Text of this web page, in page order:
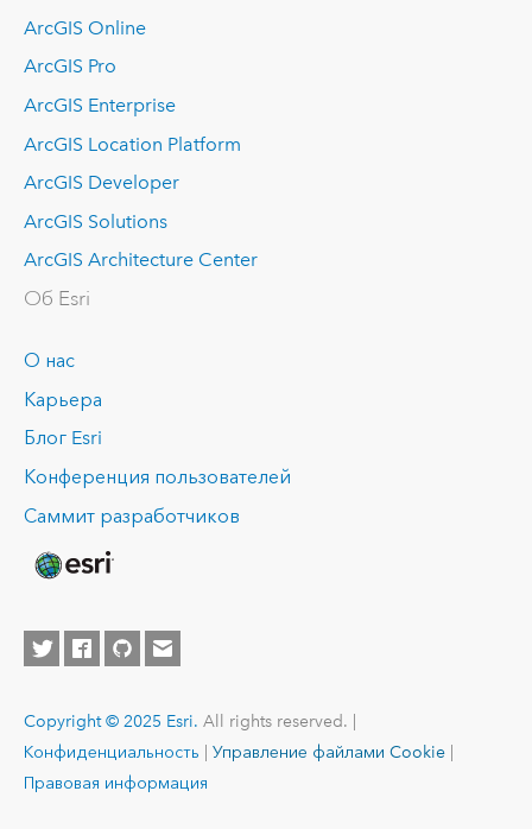
ArcGIS Online
ArcGIS Pro
ArcGIS Enterprise
ArcGIS Location Platform
ArcGIS Developer
ArcGIS Solutions
ArcGIS Architecture Center
Об Esri
О нас
Карьера
Блог Esri
Конференция пользователей
Саммит разработчиков
Copyright © 2025 Esri. All rights reserved. |
Конфиденциальность
Управление файлами Cookie
Правовая информация